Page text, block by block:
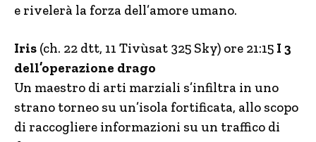
e rivelerà la forza dell’amore umano.
Iris (ch. 22 dtt, 11 Tivùsat 325 Sky) ore 21:15 I 3
dell’operazione drago
Un maestro di arti marziali s’infiltra in uno
strano torneo su un’isola fortificata, allo scopo
di raccogliere informazioni su un traffico di